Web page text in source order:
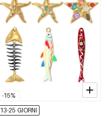
-15%
13-25 GIORNI